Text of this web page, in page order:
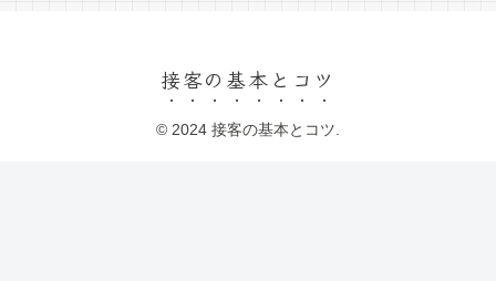
接客の基本とコツ
© 2024 接客の基本とコツ.